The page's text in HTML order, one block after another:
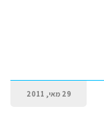
29 מאי, 2011